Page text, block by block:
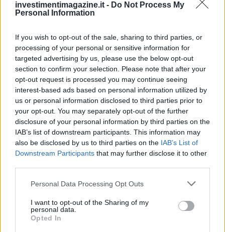
investimentimagazine.it - Do Not Process My
Personal Information
If you wish to opt-out of the sale, sharing to third parties, or
processing of your personal or sensitive information for
targeted advertising by us, please use the below opt-out
section to confirm your selection. Please note that after your
opt-out request is processed you may continue seeing
interest-based ads based on personal information utilized by
us or personal information disclosed to third parties prior to
your opt-out. You may separately opt-out of the further
disclosure of your personal information by third parties on the
IAB’s list of downstream participants. This information may
also be disclosed by us to third parties on the IAB’s List of
Downstream Participants that may further disclose it to other
Please note that this website/app uses one or more Google
not limited to your visit or usage behaviour. You may click to
grant or deny consent to Google and its third-party tags to
use your data for below specified purposes in below Google
Personal Data Processing Opt Outs
I want to opt-out of the Sharing of my
personal data.
Opted In
Petrolio in calo: Brent a 88.9 dollari, ribassi diffusi tra le
materie prime
Andrea Innocenti · 6 Ago 2026
NEWS
Petrolio in calo: Brent a 91,82$, ribassi a due cifre per greggio